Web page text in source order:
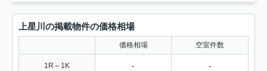
上星川の掲載物件の価格相場
価格相場 空室件数
1R～1K - -